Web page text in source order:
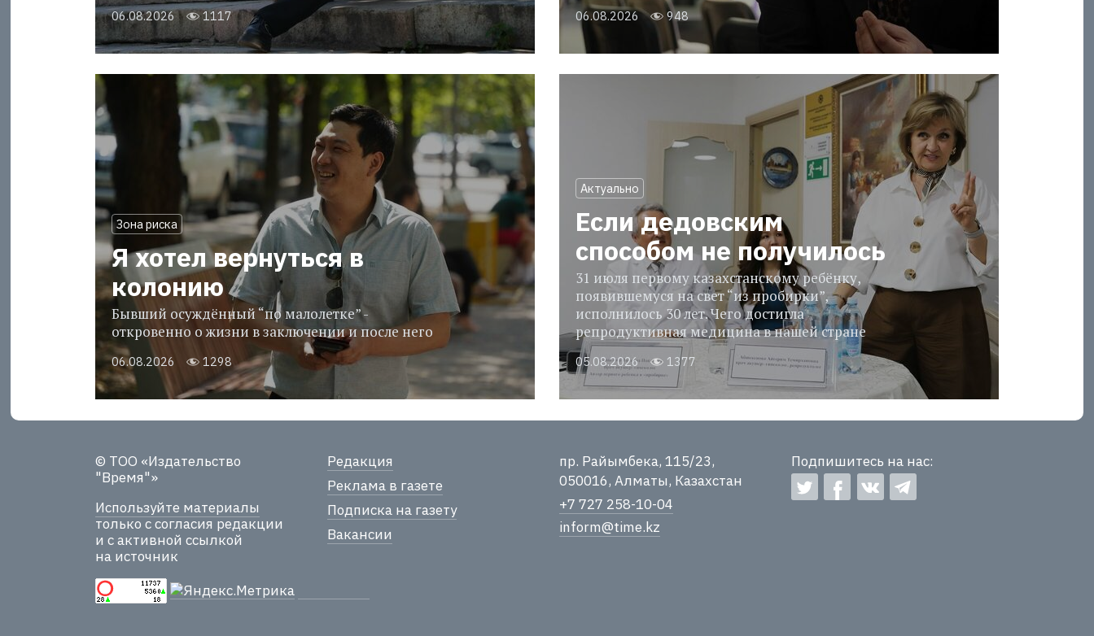
06.08.2026 1117 06.08.2026 948
Зона риска
Я хотел вернуться в
колонию
Бывший осуждённый “по малолетке” -
откровенно о жизни в заключении и после него
06.08.2026 1298
Актуально
Если дедовским
способом не получилось
31 июля первому казахстанскому ребёнку,
появившемуся на свет “из пробирки”,
исполнилось 30 лет. Чего достигла
репродуктивная медицина в нашей стране
05.08.2026 1377
© ТОО «Издательство
"Время"»
Используйте материалы
только с согласия редакции
и с активной ссылкой
на источник
Редакция
Реклама в газете
Подписка на газету
Вакансии
пр. Райымбека, 115/23,
050016, Алматы, Казахстан
+7 727 258-10-04
inform@time.kz
Подпишитесь на нас: